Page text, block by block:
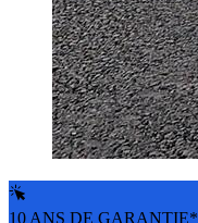
10 ANS DE GARANTIE*